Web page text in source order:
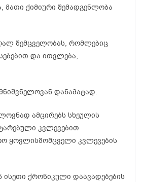
მათი ქიმიური შემადგენლობა
შემცველობას, რომლებიც
და ითვლება,
დანამატად.
ამცირებს სხეულის
კვლევებით
ყოვლისმომცველი კვლევების
ისეთი ქრონიკული დაავადებების